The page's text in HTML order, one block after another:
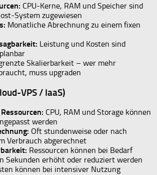
CPU-Kerne, RAM und Speicher sind
System zugewiesen
Monatliche Abrechnung zu einem fixen
Leistung und Kosten sind
Skalierbarkeit – wer mehr
muss upgraden
VPS / IaaS)
CPU, RAM und Storage können
werden
Oft stundenweise oder nach
Verbrauch abgerechnet
Ressourcen können bei Bedarf
Sekunden erhöht oder reduziert werden
können bei intensiver Nutzung